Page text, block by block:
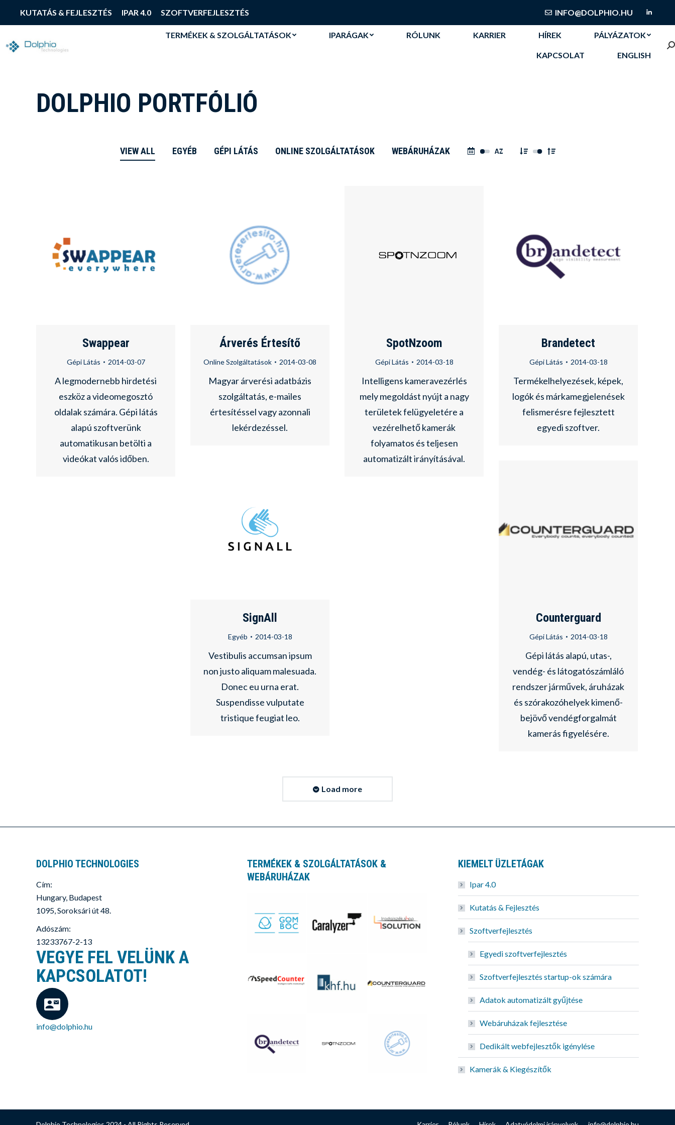
KUTATÁS & FEJLESZTÉS IPAR 4.0 SZOFTVERFEJLESZTÉS INFO@DOLPHIO.HU
TERMÉKEK & SZOLGÁLTATÁSOK IPARÁGAK RÓLUNK KARRIER HÍREK PÁLYÁZATOK
KAPCSOLAT ENGLISH
DOLPHIO PORTFÓLIÓ
VIEW ALL EGYÉB GÉPI LÁTÁS ONLINE SZOLGÁLTATÁSOK WEBÁRUHÁZAK
Swappear
Gépi Látás 2014-03-07
A legmodernebb hirdetési
eszköz a videomegosztó
oldalak számára. Gépi látás
alapú szoftverünk
automatikusan betölti a
videókat valós időben.
Árverés Értesítő
Online Szolgáltatások 2014-03-08
Magyar árverési adatbázis
szolgáltatás, e-mailes
értesítéssel vagy azonnali
lekérdezéssel.
SpotNzoom
Gépi Látás 2014-03-18
Intelligens kameravezérlés
mely megoldást nyújt a nagy
területek felügyeletére a
vezérelhető kamerák
folyamatos és teljesen
automatizált irányításával.
Brandetect
Gépi Látás 2014-03-18
Termékelhelyezések, képek,
logók és márkamegjelenések
felismerésre fejlesztett
egyedi szoftver.
SignAll
Egyéb 2014-03-18
Vestibulis accumsan ipsum
non justo aliquam malesuada.
Donec eu urna erat.
Suspendisse vulputate
tristique feugiat leo.
Counterguard
Gépi Látás 2014-03-18
Gépi látás alapú, utas-,
vendég- és látogatószámláló
rendszer járművek, áruházak
és szórakozóhelyek kimenő-
bejövő vendégforgalmát
kamerás figyelésére.
Load more
DOLPHIO TECHNOLOGIES
Cím:
Hungary, Budapest
1095, Soroksári út 48.
Adószám:
13233767-2-13
VEGYE FEL VELÜNK A
KAPCSOLATOT!
info@dolphio.hu
TERMÉKEK & SZOLGÁLTATÁSOK &
WEBÁRUHÁZAK
KIEMELT ÜZLETÁGAK
Ipar 4.0
Kutatás & Fejlesztés
Szoftverfejlesztés
Egyedi szoftverfejlesztés
Szoftverfejlesztés startup-ok számára
Adatok automatizált gyűjtése
Webáruházak fejlesztése
Dedikált webfejlesztők igénylése
Kamerák & Kiegészítők
TERMÉKEK & SZOLGÁLTATÁSOK HÍREK PÁLYÁZATOK
KAPCSOLAT